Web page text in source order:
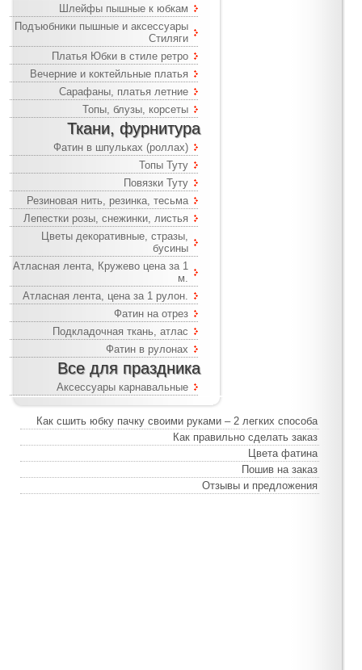
Шлейфы пышные к юбкам
Подъюбники пышные и аксессуары
Стиляги
Платья Юбки в стиле ретро
Вечерние и коктейльные платья
Сарафаны, платья летние
Топы, блузы, корсеты
Ткани, фурнитура
Фатин в шпульках (роллах)
Топы Туту
Повязки Туту
Резиновая нить, резинка, тесьма
Лепестки розы, снежинки, листья
Цветы декоративные, стразы,
бусины
Атласная лента, Кружево цена за 1
м.
Атласная лента, цена за 1 рулон.
Фатин на отрез
Подкладочная ткань, атлас
Фатин в рулонах
Все для праздника
Аксессуары карнавальные
Как сшить юбку пачку своими руками – 2 легких способа
Как правильно сделать заказ
Цвета фатина
Пошив на заказ
Отзывы и предложения